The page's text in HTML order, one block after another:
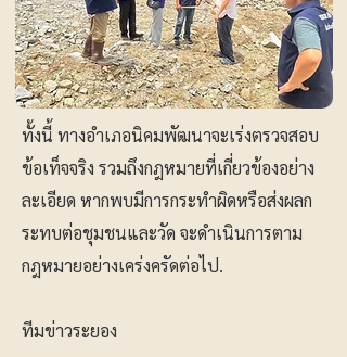
ทั้งนี้ ทางอำเภอนิคมพัฒนาจะเร่งตรวจสอบ
ข้อเท็จจริง รวมถึงกฎหมายที่เกี่ยวข้องอย่าง
ละเอียด หากพบมีการกระทำผิดหรือส่งผลก
ระทบต่อชุมชนและวัด จะดำเนินการตาม
กฎหมายอย่างเคร่งครัดต่อไป.
ทีมข่าวระยอง